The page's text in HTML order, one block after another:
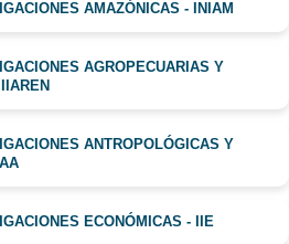
AMAZÓNICAS - INIAM
AGROPECUARIAS Y
ANTROPOLÓGICAS Y
ECONÓMICAS - IIE